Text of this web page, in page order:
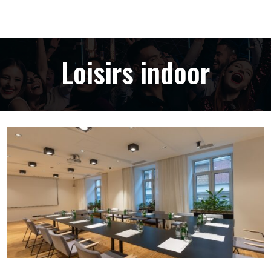
Loisirs indoor